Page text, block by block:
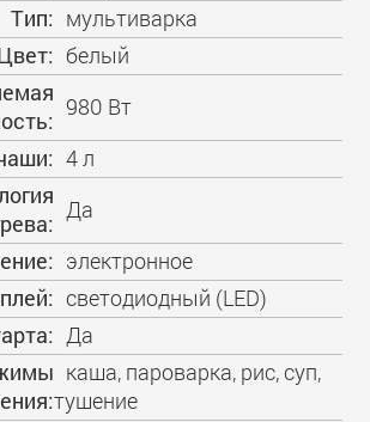
Тип: мультиварка
белый
980 Вт
4 л
Да
электронное
светодиодный (LED)
Да
каша, пароварка, рис, суп,
тушение